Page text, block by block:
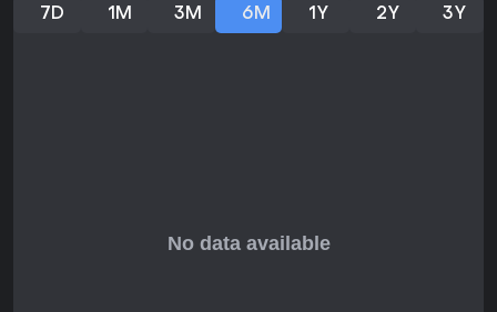
Lohnt sich das Spiel?
7D 1M 3M 6M 1Y 2Y 3Y